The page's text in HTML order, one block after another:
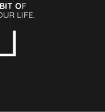
BIT OF
LIFE.